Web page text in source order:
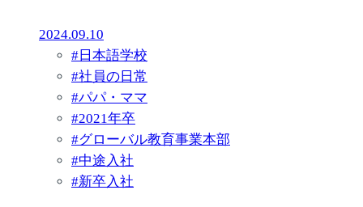
2024.09.10
# 日本語学校
#社員の日常
#パパ・ママ
#2021年卒
#グローバル教育事業本部
#中途入社
#新卒入社